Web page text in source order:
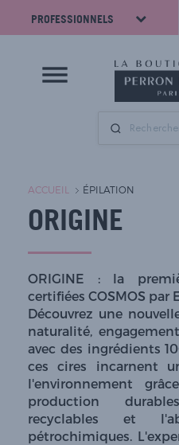
PROFESSIONNELS
ACCUEIL ÉPILATION
ORIGINE
ORIGINE : la
certifiées COSMOS par
Découvrez une
naturalité,
avec des ingrédients
ces cires incarnent
l'environnement
production
recyclables et
pétrochimiques.